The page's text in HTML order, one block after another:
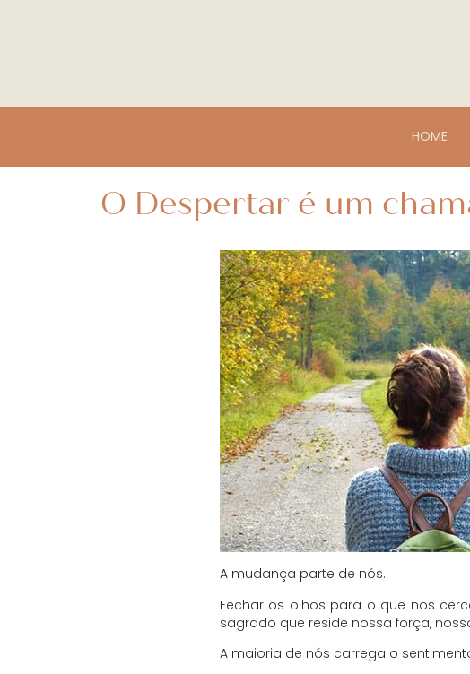
HOME
O Despertar é um
A mudança parte de nós.
Fechar os olhos para o que nos
sagrado que reside nossa força,
A maioria de nós carrega o